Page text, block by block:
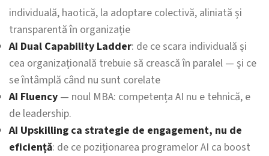
individuală, haotică, la adoptare colectivă, aliniată și
transparentă în organizație
AI Dual Capability Ladder: de ce scara individuală și
cea organizațională trebuie să crească în paralel — și ce
se întâmplă când nu sunt corelate
AI Fluency — noul MBA: competența AI nu e tehnică, e
de leadership.
AI Upskilling ca strategie de engagement, nu de
eficiență: de ce poziționarea programelor AI ca boost